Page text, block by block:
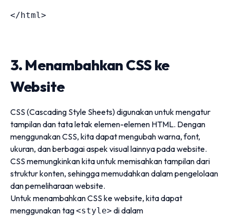
</html>
3. Menambahkan CSS ke
Website
CSS (Cascading Style Sheets) digunakan untuk mengatur
tampilan dan tata letak elemen-elemen HTML. Dengan
menggunakan CSS, kita dapat mengubah warna, font,
ukuran, dan berbagai aspek visual lainnya pada website.
CSS memungkinkan kita untuk memisahkan tampilan dari
struktur konten, sehingga memudahkan dalam pengelolaan
dan pemeliharaan website.
Untuk menambahkan CSS ke website, kita dapat
menggunakan tag<style> di dalam